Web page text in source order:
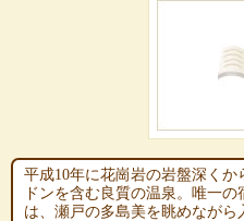
平成10年に花崗岩の岩盤深く
ドンを含む良質の温泉。唯一
は、瀬戸の多島美を眺めながら